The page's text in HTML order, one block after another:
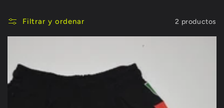
l
e
c
c
Filtrar y ordenar 2 productos